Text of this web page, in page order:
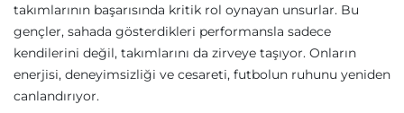
takımlarının başarısında kritik rol oynayan unsurlar. Bu
gençler, sahada gösterdikleri performansla sadece
kendilerini değil, takımlarını da zirveye taşıyor. Onların
enerjisi, deneyimsizliği ve cesareti, futbolun ruhunu yeniden
canlandırıyor.